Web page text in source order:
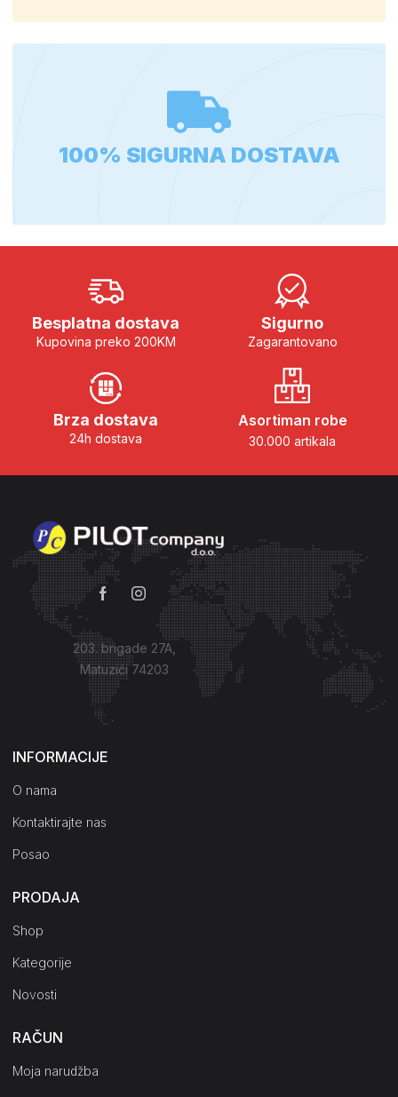
100% SIGURNA DOSTAVA
Besplatna dostava
Kupovina preko 200KM
Sigurno
Zagarantovano
Brza dostava
24h dostava
Asortiman robe
30.000 artikala
203. brigade 27A,
Matuzići 74203
Kako do nas?
INFORMACIJE
O nama
Kontaktirajte nas
Posao
PRODAJA
Shop
Kategorije
Novosti
RAČUN
Moja narudžba